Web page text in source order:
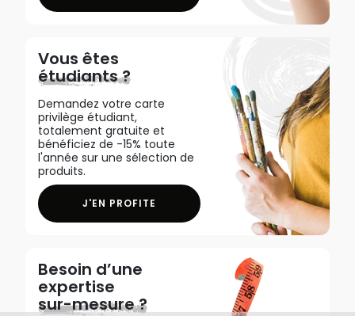
Vous êtes
étudiants ?
Demandez votre carte
privilège étudiant,
totalement gratuite et
bénéficiez de -15% toute
l'année sur une sélection de
produits.
J'EN PROFITE
Besoin d’une
expertise
sur-mesure ?